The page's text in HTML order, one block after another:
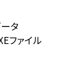
タ
ファイル